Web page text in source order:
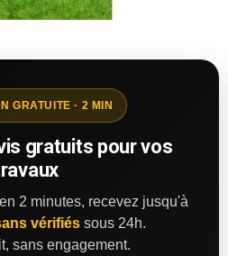
GRATUITE · 2 MIN
gratuits pour vos
2 minutes, recevez jusqu'à
vérifiéssous 24h.
sans engagement.